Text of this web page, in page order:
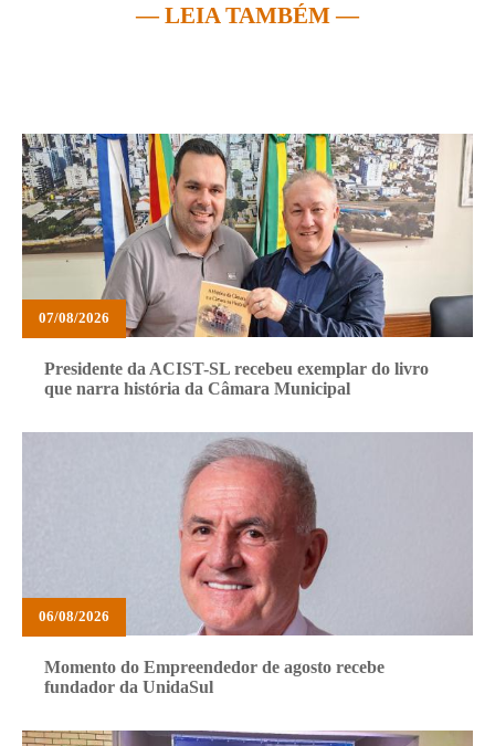
— LEIA TAMBÉM —
07/08/2026
Presidente da ACIST-SL recebeu exemplar do livro
que narra história da Câmara Municipal
06/08/2026
Momento do Empreendedor de agosto recebe
fundador da UnidaSul